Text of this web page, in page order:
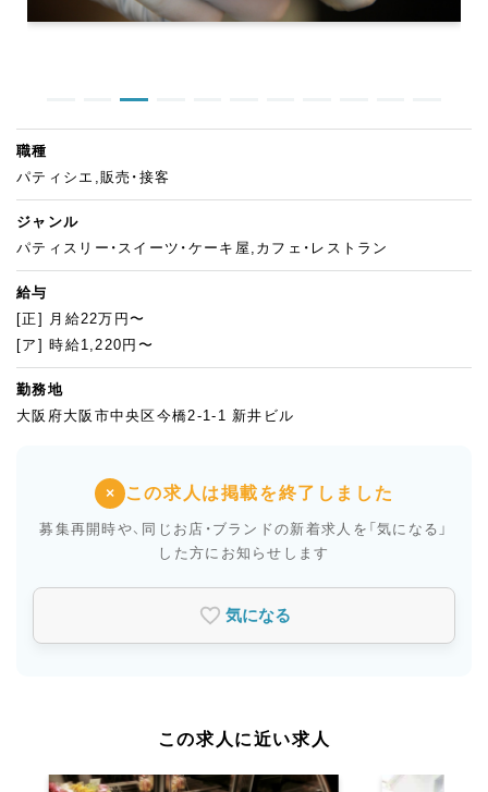
職種
パティシエ,販売・接客
ジャンル
パティスリー・スイーツ・ケーキ屋,カフェ・レストラン
給与
[正] 月給22万円〜
[ア] 時給1,220円〜
勤務地
大阪府大阪市中央区今橋2-1-1 新井ビル
× この求人は掲載を終了しました
募集再開時や、同じお店・ブランドの新着求人を 「気になる」
した方にお知らせします
気になる
この求人に近い求人